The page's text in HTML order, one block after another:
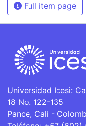
Full item page
Universidad Icesi:
18 No. 122-135
Pance, Cali -